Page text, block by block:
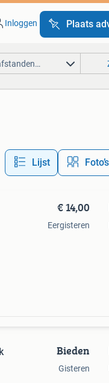
Inloggen Plaats
Lijst Foto’s
€ 14,00
Eergisteren
Bieden
Gisteren